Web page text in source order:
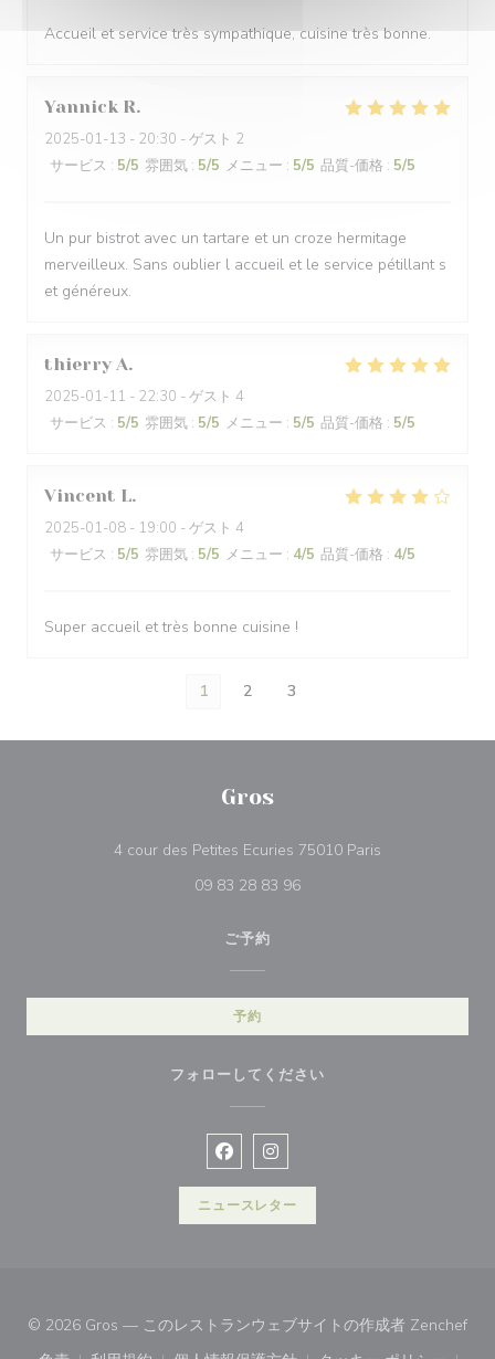
Accueil et service très sympathique, cuisine très bonne.
Yannick R
2025-01-13 - 20:30 - ゲスト 2
サービス : 5/5 雰囲気 : 5/5 メニュー : 5/5 品質-価格 : 5/5
Un pur bistrot avec un tartare et un croze hermitage
merveilleux. Sans oublier l accueil et le service pétillant s
et généreux.
thierry A
2025-01-11 - 22:30 - ゲスト 4
サービス : 5/5 雰囲気 : 5/5 メニュー : 5/5 品質-価格 : 5/5
Vincent L
2025-01-08 - 19:00 - ゲスト 4
サービス : 5/5 雰囲気 : 5/5 メニュー : 4/5 品質-価格 : 4/5
Super accueil et très bonne cuisine !
1 2 3
Gros
4 cour des Petites Ecuries 75010 Paris
09 83 28 83 96
ご予約
予約
フォローしてください
Facebook ((新しいウィンドウで
Instagram ((新しいウィンド
ニュースレター
© 2026 Gros — このレストランウェブサイトの作成者 Zenchef((